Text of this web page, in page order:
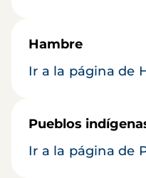
Hambre
Ir a la página de
Pueblos
Ir a la página de